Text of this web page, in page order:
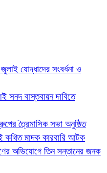
যোদ্ধাদের সংবর্ধনা ও
সনদ বাস্তবায়ন দাবিতে
ত্রৈমাসিক সভা অনুষ্ঠিত
কথিত মাদক কারবারি আটক
অভিযোগে তিন সন্তানের জনক